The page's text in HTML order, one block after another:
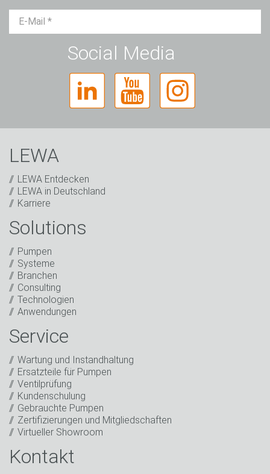
Frau Divers
Captcha
Ich habe die Datenschutzerklärung gelesen. Ich
stimme der Verarbeitung meiner Daten für
Marketingzwecke zu. Dazu gehören der Versand
unseres Newsletters sowie weiterer Informationen
über neue Produkte, Neuigkeiten des Unternehmens,
Werbeaktionen, Einladungen zu Veranstaltungen oder
* Pflichtfeld
Social Media
LEWA
LEWA Entdecken
LEWA in Deutschland
Karriere
Solutions
Pumpen
Systeme
Branchen
Consulting
Technologien
Anwendungen
Service
Wartung und Instandhaltung
Ersatzteile für Pumpen
Ventilprüfung
Kundenschulung
Gebrauchte Pumpen
Zertifizierungen und Mitgliedschaften
Virtueller Showroom
Kontakt